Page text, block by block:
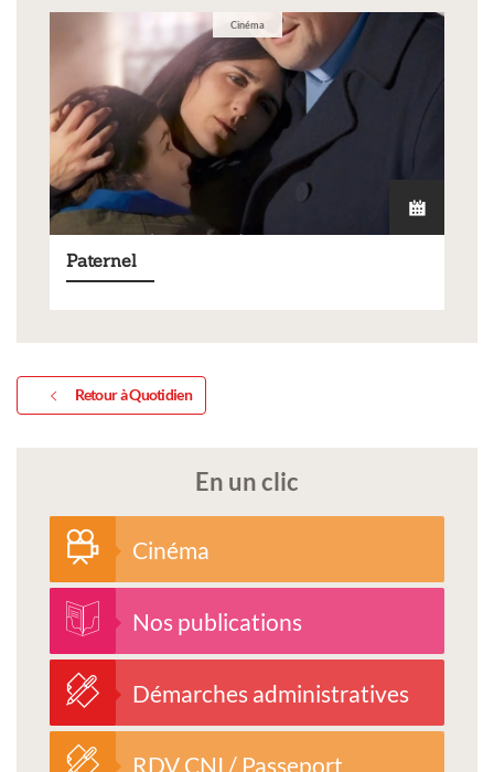
Cinéma
Paternel
Retour à Quotidien
En un clic
Cinéma
Nos publications
Démarches administratives
RDV CNI / Passeport